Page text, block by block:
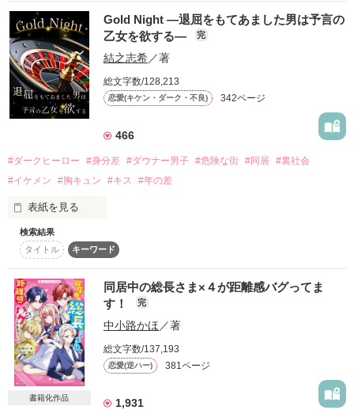
街にあかりが灯ったとき、
不敵に素敵な夜が始まる
CLASSIC DARK
クラシック・ダーク
2023.04.07. 完結
【原題】
CLASSIC DARK -姫は漆黒に愛される-
温かいレビューありがとうございます！
ruuuk 様    舞稟(まいぴん)様
雨月桜兎  様    みあ( ・_・ ) 様
トリプルA～ 様    KAKA 様
ゆー 様
幸せを忘れた少女
百瀬 椿月  Tsubaki Momose
かつての幼馴染みは、私を嫌い、離れていきました。
しかし。
「俺に頼れ」
どうして甘く見るの？
私のこと、嫌いじゃないの？
「椿月の事嫌いなんて言った覚えねぇ」
「俺は、お前を手放してぇと思ったことなんて一度もねぇよ」
「俺がお前を求めるのじゃ、居場所になんねぇか？」
・
・
低くて甘い声
時折見せる、光のない瞳
わたしにだけ、優しい人
────わたしは嘘に塗れているのに
/ 原題【THE DEVIL】
素敵な表紙は冰悠このちゃんから頂きました☺︎
【Hush night】
『なら、おれといっしょに逃げる？』
きっとこの先、彼以上のひとには出会えない。
17歳で分かってしまったほど、
＊
孤独なお嬢様
遠坂 乃々
─Tōsaka Nono─
×
孤独な王子様
Gold Night ―退屈をもてあました男は予言の
乙女を欲する―
完
結之志希／著
総文字数/128,213
恋愛(キケン・ダーク・不良) 342ページ
466
#ダークヒーロー #身分差 #ダウナー男子 #危険な街 #同居 #裏社会
#イケメン
#胸キュン #キス #年の差
表紙を見る
「…４年間大人しくしてたのに、
どうして今になって外に出たがる？」
ここは無法都市、黒街。
街の外に出るためには、借金を返すか、
街の中央にあるカジノで“外”を賭けて勝負し、
勝たないといけない。
検索結果
タイトル
キーワード
書籍化作品
同居中の総長さま×４が距離感バグってま
す！
完
中小路かほ ／著
総文字数/137,193
恋愛(逆ハー) 381ページ
1,931